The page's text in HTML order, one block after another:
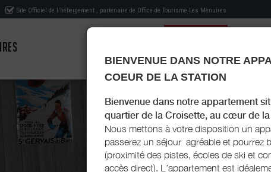
Site Officiel de l'hébergement , partenaire de Office de Tourisme Les Menuires
MON HÉBERGEMENT MES
BIENVENUE DANS NOTRE
COEUR DE LA STATION
Bienvenue dans notre appartement
quartier de la Croisette, au cœur de
Nous mettons à votre disposition un
passerez un séjour agréable et pourrez
(proximité des pistes, écoles de ski et
accès direct). L’appartement est